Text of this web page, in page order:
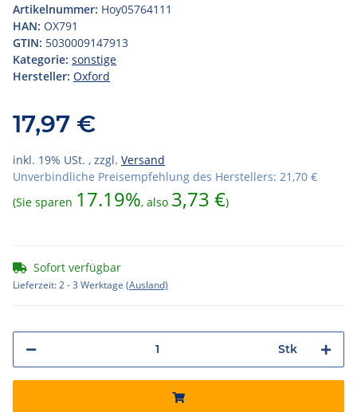
Artikelnummer: Hoy05764111
HAN: OX791
GTIN: 5030009147913
Kategorie: sonstige
Hersteller: Oxford
17,97 €
inkl. 19% USt. , zzgl. Versand
Unverbindliche Preisempfehlung des Herstellers: 21,70 €
(Sie sparen 17.19%, also 3,73 €)
Sofort verfügbar
Lieferzeit:2 - 3 Werktage (Ausland)
Stk